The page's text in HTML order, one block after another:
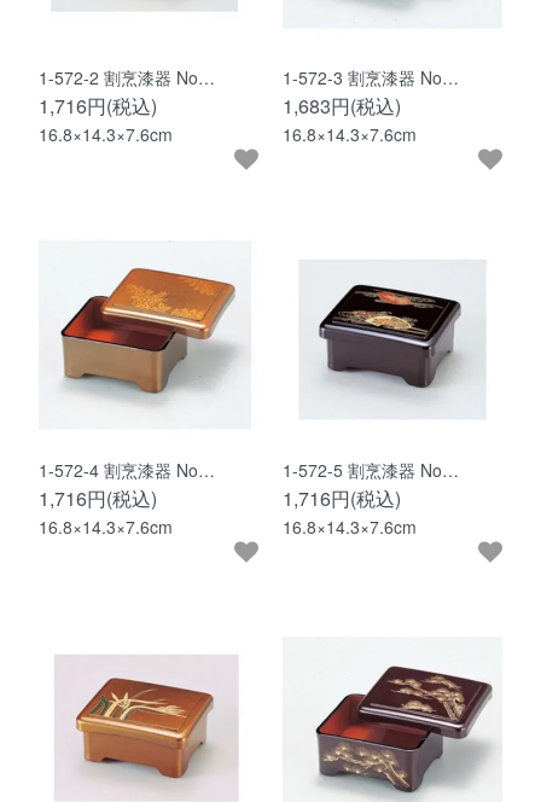
1-572-2 割烹漆器 No…
1,716円(税込)
16.8×14.3×7.6cm
1-572-3 割烹漆器 No…
1,683円(税込)
16.8×14.3×7.6cm
1-572-4 割烹漆器 No…
1,716円(税込)
16.8×14.3×7.6cm
1-572-5 割烹漆器 No…
1,716円(税込)
16.8×14.3×7.6cm